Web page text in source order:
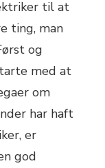
til at
ting, man
og
med at
om
har haft
er
god